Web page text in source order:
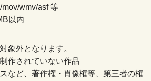
mov/wmv/asf 等
以内
象外となります。
作されていない作品
など、著作権・肖像権等、第三者の権